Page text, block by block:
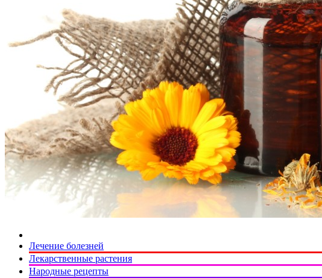
Лечение болезней
Лекарственные растения
Народные рецепты